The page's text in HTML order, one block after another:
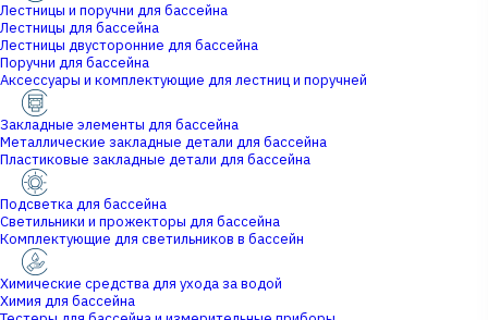
Лестницы и поручни для бассейна
Лестницы для бассейна
Лестницы двусторонние для бассейна
Поручни для бассейна
Аксессуары и комплектующие для лестниц и поручней
Закладные элементы для бассейна
Металлические закладные детали для бассейна
Пластиковые закладные детали для бассейна
Подсветка для бассейна
Светильники и прожекторы для бассейна
Комплектующие для светильников в бассейн
Химические средства для ухода за водой
Химия для бассейна